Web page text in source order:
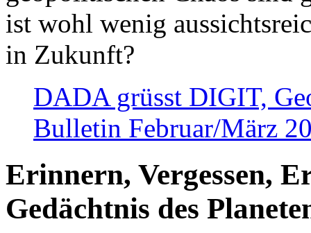
ist wohl wenig
in Zukunft?
DADA grüsst DIGIT,
Bulletin Februar/März
Erinnern, Vergessen,
Gedächtnis des